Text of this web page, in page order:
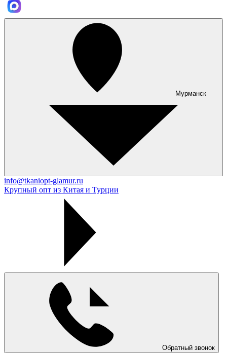
Мурманск
info@tkaniopt-glamur.ru
Крупный опт из Китая и Турции
Обратный звонок